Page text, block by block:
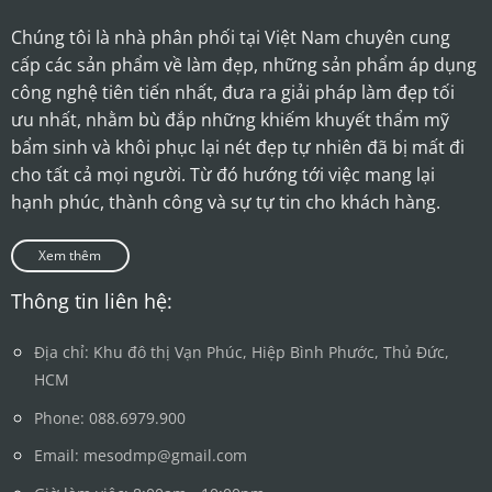
Chúng tôi là nhà phân phối tại Việt Nam chuyên cung
cấp các sản phẩm về làm đẹp, những sản phẩm áp dụng
công nghệ tiên tiến nhất, đưa ra giải pháp làm đẹp tối
ưu nhất, nhằm bù đắp những khiếm khuyết thẩm mỹ
bẩm sinh và khôi phục lại nét đẹp tự nhiên đã bị mất đi
cho tất cả mọi người. Từ đó hướng tới việc mang lại
hạnh phúc, thành công và sự tự tin cho khách hàng.
Xem thêm
Thông tin liên hệ:
Địa chỉ: Khu đô thị Vạn Phúc, Hiệp Bình Phước, Thủ Đức,
HCM
Phone: 088.6979.900
Email: mesodmp@gmail.com